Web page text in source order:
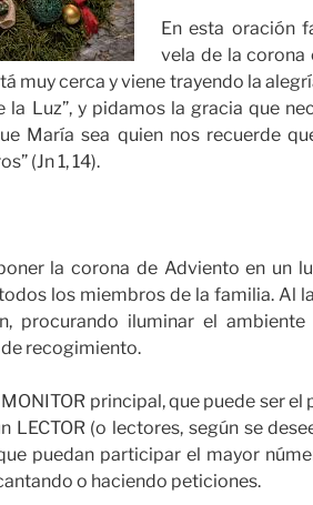
En esta oración
vela de la
muy cerca y viene trayendo la
la Luz”, y pidamos la gracia que
María sea quien nos recuerde
(Jn 1, 14).
la corona de Adviento en un
los miembros de la familia. Al
procurando iluminar el
recogimiento.
principal, que puede ser
LECTOR (o lectores, según se
puedan participar el mayor
o haciendo peticiones.